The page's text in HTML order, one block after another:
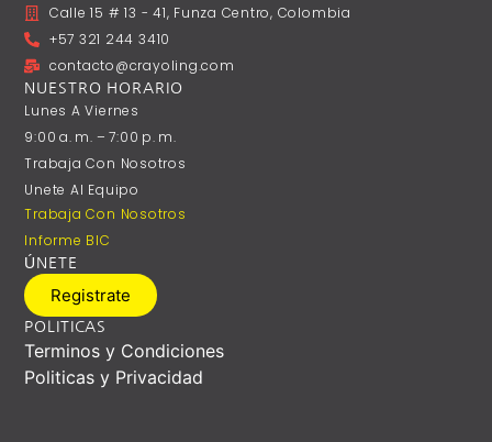
Calle 15 # 13 - 41, Funza Centro, Colombia
+57 321 244 3410
contacto@crayoling.com
NUESTRO HORARIO
Lunes A ‎Viernes
9:00 A. M. – 7:00 P. M.
Trabaja Con Nosotros
Unete Al Equipo
Trabaja Con Nosotros
Informe BIC
ÚNETE
Registrate
POLITICAS
Terminos y Condiciones
Politicas y Privacidad